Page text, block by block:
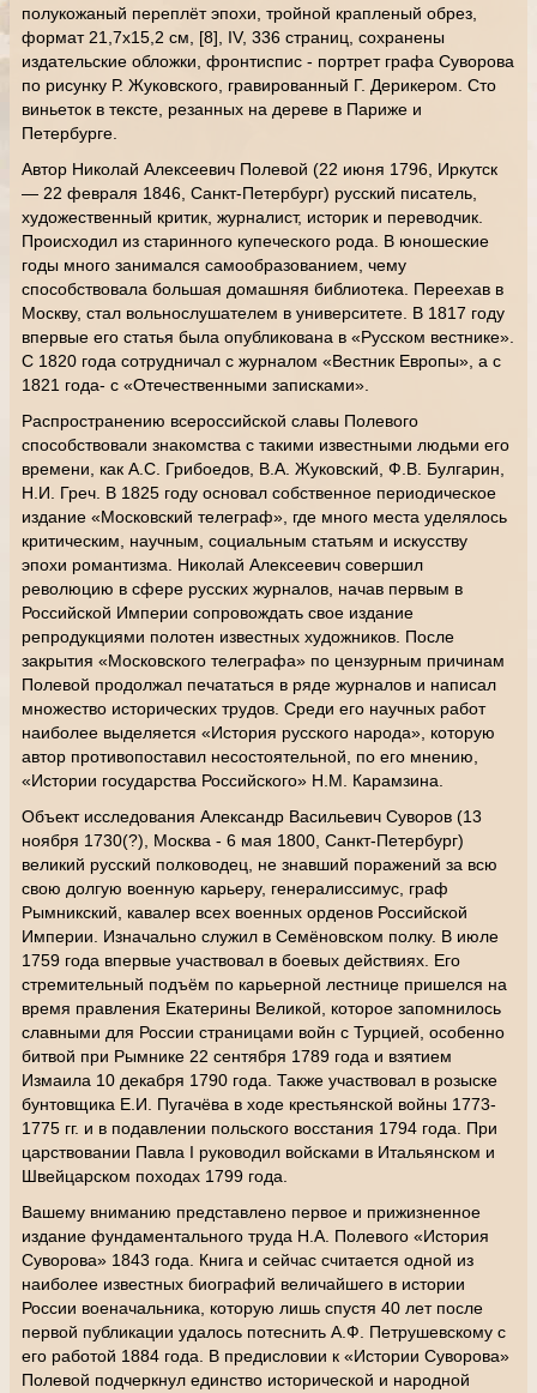
полукожаный переплёт эпохи, тройной крапленый обрез,
формат 21,7х15,2 см, [8], IV, 336 страниц, сохранены
издательские обложки, фронтиспис - портрет графа Суворова
по рисунку Р. Жуковского, гравированный Г. Дерикером. Сто
виньеток в тексте, резанных на дереве в Париже и
Петербурге.
Автор Николай Алексеевич Полевой (22 июня 1796, Иркутск
— 22 февраля 1846, Санкт-Петербург) русский писатель,
художественный критик, журналист, историк и переводчик.
Происходил из старинного купеческого рода. В юношеские
годы много занимался самообразованием, чему
способствовала большая домашняя библиотека. Переехав в
Москву, стал вольнослушателем в университете. В 1817 году
впервые его статья была опубликована в «Русском вестнике».
С 1820 года сотрудничал с журналом «Вестник Европы», а с
1821 года- с «Отечественными записками».
Распространению всероссийской славы Полевого
способствовали знакомства с такими известными людьми его
времени, как А.С. Грибоедов, В.А. Жуковский, Ф.В. Булгарин,
Н.И. Греч. В 1825 году основал собственное периодическое
издание «Московский телеграф», где много места уделялось
критическим, научным, социальным статьям и искусству
эпохи романтизма. Николай Алексеевич совершил
революцию в сфере русских журналов, начав первым в
Российской Империи сопровождать свое издание
репродукциями полотен известных художников. После
закрытия «Московского телеграфа» по цензурным причинам
Полевой продолжал печататься в ряде журналов и написал
множество исторических трудов. Среди его научных работ
наиболее выделяется «История русского народа», которую
автор противопоставил несостоятельной, по его мнению,
«Истории государства Российского» Н.М. Карамзина.
Объект исследования Александр Васильевич Суворов (13
ноября 1730(?), Москва - 6 мая 1800, Санкт-Петербург)
великий русский полководец, не знавший поражений за всю
свою долгую военную карьеру, генералиссимус, граф
Рымникский, кавалер всех военных орденов Российской
Империи. Изначально служил в Семёновском полку. В июле
1759 года впервые участвовал в боевых действиях. Его
стремительный подъём по карьерной лестнице пришелся на
время правления Екатерины Великой, которое запомнилось
славными для России страницами войн с Турцией, особенно
битвой при Рымнике 22 сентября 1789 года и взятием
Измаила 10 декабря 1790 года. Также участвовал в розыске
бунтовщика Е.И. Пугачёва в ходе крестьянской войны 1773-
1775 гг. и в подавлении польского восстания 1794 года. При
царствовании Павла I руководил войсками в Итальянском и
Швейцарском походах 1799 года.
Вашему вниманию представлено первое и прижизненное
издание фундаментального труда Н.А. Полевого «История
Суворова» 1843 года. Книга и сейчас считается одной из
наиболее известных биографий величайшего в истории
России военачальника, которую лишь спустя 40 лет после
первой публикации удалось потеснить А.Ф. Петрушевскому с
его работой 1884 года. В предисловии к «Истории Суворова»
Полевой подчеркнул единство исторической и народной